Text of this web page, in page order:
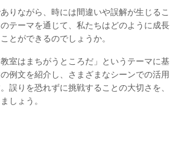
りながら、時には間違いや誤解が生じるこ
テーマを通じて、私たちはどのように成長
とができるのでしょうか。
室はまちがうところだ」というテーマに基
例文を紹介し、さまざまなシーンでの活用
誤りを恐れずに挑戦することの大切さを、
しょう。